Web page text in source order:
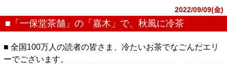
2022/09/09(金)
■「一保堂茶舗」の「嘉木」で、秋風に冷茶
■ 全国100万人の読者の皆さま、冷たいお茶でなごんだエリ
ーでございます。